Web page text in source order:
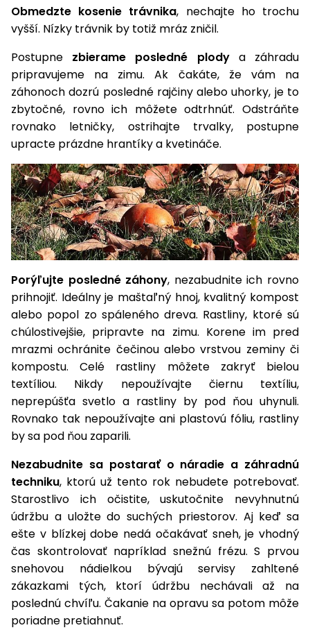
Náhradné
nože
Vidly
Štiepačky
dreva
Drviče
vetiev
Špalíkovače
Fukáre a
vysávače
na lístie
Záhradné
vozíky
Fúriky
Rozmetadlá
a posypové
vozíky
Čerpadlá
a
vodárne
Vysokotlakové
umývačky
stroje
Snežné
frézy
Odhŕňače
a lopaty
na sneh
Postrekovače
a rosiče
boxy
Ochrana
rastlín
koše
Krhly
obrubníky
textílie
Odpudzovače
a pasce
Príslušenstvo
stoly
Vibračné
dosky
Transportéry
Rezačky
na
Meracie
prístroje
Nabíjačky
autobatérií
Vykurovanie
Navijaky
Príslušenstvo
Bagre
Seniorské
Prilby
Doplnky
Obmedzte kosenie trávnika, nechajte ho trochu
vyšší. Nízky trávnik by totiž mráz zničil.
Postupne zbierame posledné plodya záhradu
pripravujeme na zimu. Ak čakáte, že vám na
záhonoch dozrú posledné rajčiny alebo uhorky, je to
zbytočné, rovno ich môžete odtrhnúť. Odstráňte
rovnako letničky, ostrihajte trvalky, postupne
upracte prázdne hrantíky a kvetináče.
Porýľujte posledné záhony, nezabudnite ich rovno
prihnojiť. Ideálny je maštaľný hnoj, kvalitný kompost
alebo popol zo spáleného dreva. Rastliny, ktoré sú
chúlostivejšie, pripravte na zimu. Korene im pred
mrazmi ochránite čečinou alebo vrstvou zeminy či
kompostu. Celé rastliny môžete zakryť bielou
textíliou. Nikdy nepoužívajte čiernu textíliu,
neprepúšťa svetlo a rastliny by pod ňou uhynuli.
Rovnako tak nepoužívajte ani plastovú fóliu, rastliny
by sa pod ňou zaparili.
Nezabudnite sa postarať o náradie a záhradnú
techniku, ktorú už tento rok nebudete potrebovať.
Starostlivo ich očistite, uskutočnite nevyhnutnú
údržbu a uložte do suchých priestorov. Aj keď sa
ešte v blízkej dobe nedá očakávať sneh, je vhodný
čas skontrolovať napríklad snežnú frézu. S prvou
snehovou nádielkou bývajú servisy zahltené
zákazkami tých, ktorí údržbu nechávali až na
poslednú chvíľu. Čakanie na opravu sa potom môže
poriadne pretiahnuť.